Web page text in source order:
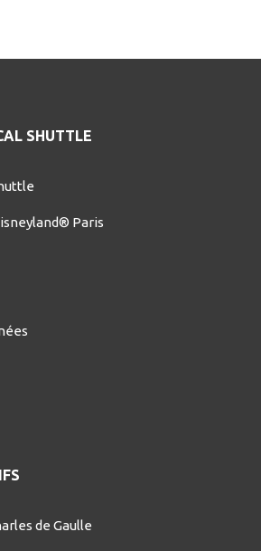
SHUTTLE
Paris
de Gaulle